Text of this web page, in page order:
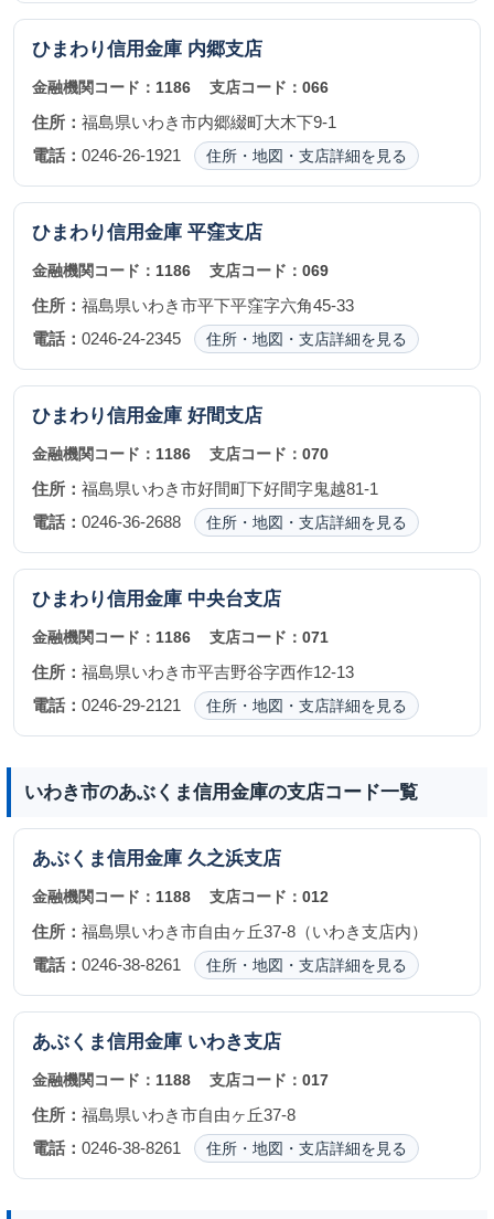
ひまわり信用金庫 内郷支店
金融機関コード： 1186 支店コード：066
住所： 福島県いわき市内郷綴町大木下9-1
電話： 0246-26-1921 住所・地図・支店詳細を見る
ひまわり信用金庫 平窪支店
金融機関コード： 1186 支店コード：069
住所： 福島県いわき市平下平窪字六角45-33
電話： 0246-24-2345 住所・地図・支店詳細を見る
ひまわり信用金庫 好間支店
金融機関コード： 1186 支店コード：070
住所： 福島県いわき市好間町下好間字鬼越81-1
電話： 0246-36-2688 住所・地図・支店詳細を見る
ひまわり信用金庫 中央台支店
金融機関コード： 1186 支店コード：071
住所： 福島県いわき市平吉野谷字西作12-13
電話： 0246-29-2121 住所・地図・支店詳細を見る
いわき市のあぶくま信用金庫の支店コード一覧
あぶくま信用金庫 久之浜支店
金融機関コード： 1188 支店コード：012
住所： 福島県いわき市自由ヶ丘37-8（いわき支店内）
電話： 0246-38-8261 住所・地図・支店詳細を見る
あぶくま信用金庫 いわき支店
金融機関コード： 1188 支店コード：017
住所： 福島県いわき市自由ヶ丘37-8
電話： 0246-38-8261 住所・地図・支店詳細を見る